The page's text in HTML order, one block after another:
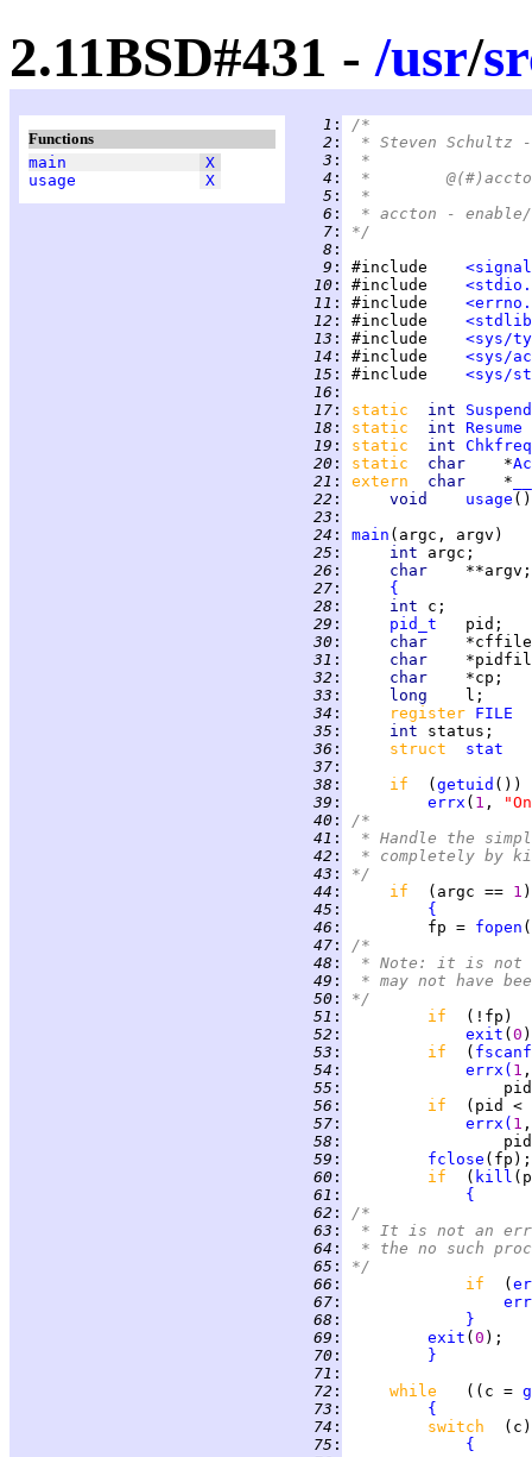
2.11BSD#431 -/usr/
Functions
main
X
usage
X
   1
:
/*
   2
:
* Steven Schultz -
   3
:
*
   4
:
   5
:
*
   6
:
* accton -
   7
:
*/
   8
:
   9
: #include
  10
: #include
  11
: #include
  12
: #include
  13
: #include <sys/
  14
: #include <sys/
  15
: #include <sys/
  16
:
  17
: static int Suspend
  18
: static int Resume
  19
: static int Chkfreq
  20
: static char *
  21
: extern char *
  22
: void usage
  23
:
  24
: main
  25
: int
  26
:
char
  27
:
{
  28
: int
  29
: pid_t
  30
: char
  31
: char
  32
: char
  33
: long
  34
: register FILE
  35
: int
  36
: struct stat
  37
:
  38
: if ( getuid
  39
: errx ( 1 ,
  40
:
/*
  41
:
* Handle the
  42
:
* completely by
  43
:
*/
  44
: if (argc == 1
  45
:
{
  46
:
         fp =
fopen
  47
:
/*
  48
:
* Note: it is not
  49
:
* may not have
  50
:
*/
  51
: if
  52
: exit ( 0
  53
: if ( fscanf
  54
: errx ( 1
  55
:
  56
: if
(pid <
  57
: errx ( 1
  58
:
  59
:
fclose
  60
: if ( kill
  61
:
{
  62
:
/*
  63
:
* It is not an
  64
:
* the no such
  65
:
*/
  66
: if (
  67
:
err
  68
:
}
  69
: exit ( 0
  70
:
}
  71
:
  72
: while ((c =
  73
:
{
  74
:
switch
  75
:
{